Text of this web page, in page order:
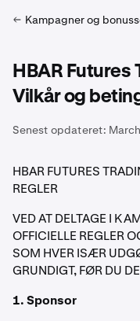
Kampagner og
HBAR Futures
Vilkår og
Senest opdateret:
HBAR FUTURES
REGLER
VED AT DELTAGE I
OFFICIELLE REGLER
SOM HVER ISÆR
GRUNDIGT, FØR DU
1. Sponsor